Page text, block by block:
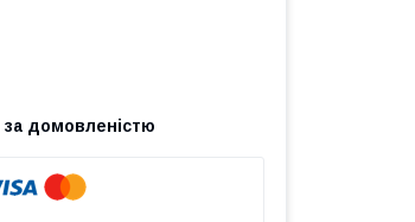
за домовленістю